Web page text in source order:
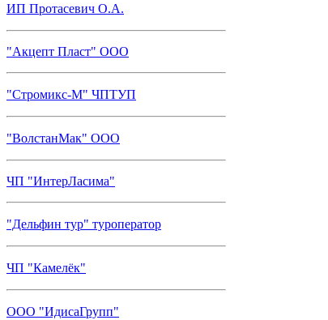
ИП Протасевич О.А.
"Акцепт Пласт" ООО
"Стромикс-М" ЧПТУП
"ВолстанМак" ООО
ЧП "ИнтерЛасима"
"Дельфин тур" туроператор
ЧП "Камелёк"
ООО "ИдисаГрупп"